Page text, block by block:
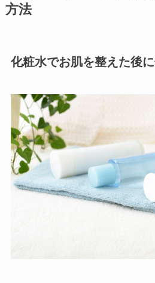
方法
化粧水でお肌を整えた後